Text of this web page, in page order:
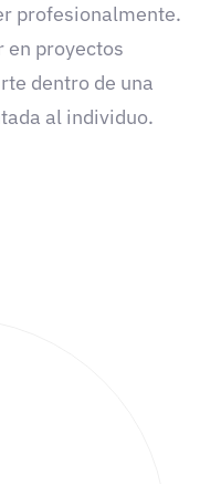
profesionalmente.
en proyectos
dentro de una
al individuo.